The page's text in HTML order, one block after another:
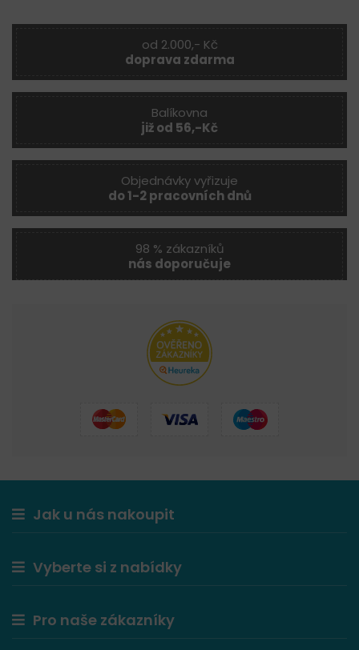
od 2.000,- Kč
doprava zdarma
Balíkovna
již od 56,-Kč
Objednávky vyřizuje
do 1-2 pracovních dnů
98 % zákazníků
nás doporučuje
Jak u nás nakoupit
Vyberte si z nabídky
Pro naše zákazníky